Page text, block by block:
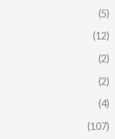
(5)
(12)
(2)
(2)
(4)
(107)